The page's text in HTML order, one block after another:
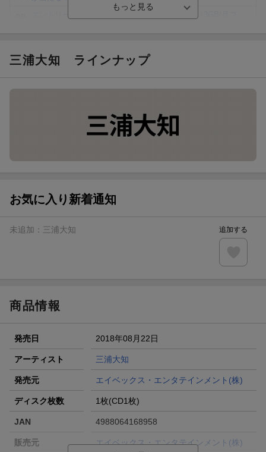
進呈
【楽天24】日用品の楽天24と楽天ブックス買いまわりでク
三浦大知 ラインナップ
お気に入り新着通知
未追加： 三浦大知 追加する
商品情報
発売日 2018年08月22日
アーティスト 三浦大知
発売元 エイベックス・エンタテインメント(株)
ディスク枚数 1枚(CD1枚)
JAN 4988064168958
販売元 エイベックス・エンタテインメント(株)